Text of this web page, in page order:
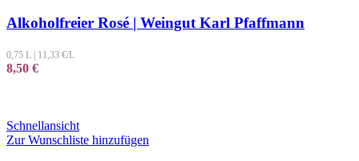
Alkoholfreier Rosé | Weingut Karl Pfaffmann
0,75 L | 11,33 €/L
8,50 €
Schnellansicht
Zur Wunschliste hinzufügen